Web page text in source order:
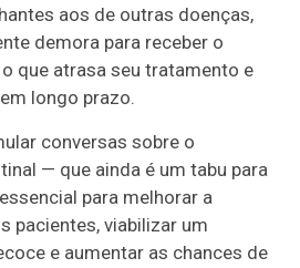
aos de outras doenças,
demora para receber o
que atrasa seu tratamento e
longo prazo.
conversas sobre o
— que ainda é um tabu para
para melhorar a
pacientes, viabilizar um
e aumentar as chances de